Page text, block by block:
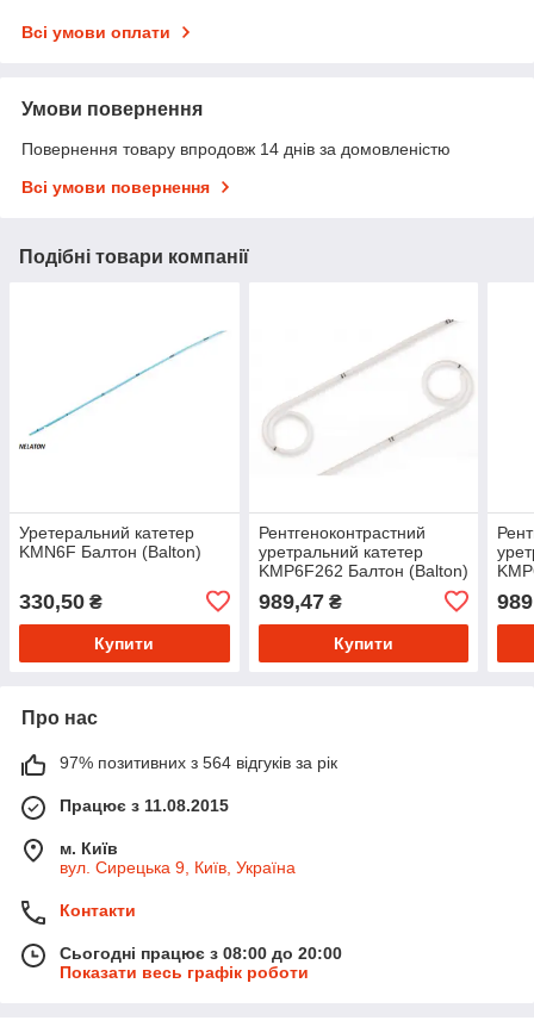
Всі умови оплати
Умови повернення
Повернення товару впродовж 14 днів за домовленістю
Всі умови повернення
Подібні товари компанії
Уретеральний катетер
KMN6F Балтон (Balton)
330,50 ₴
Купити
Рентгеноконтрастний
уретральний катетер
KMP6F262 Балтон (Balton)
989,47₴
Купити
Про нас
97% позитивних з 564 відгуків за рік
Працює з 11.08.2015
м. Київ
вул. Сирецька 9, Київ, Україна
Контакти
Сьогодні працює з 08:00 до 20:00
Показати весь графік роботи